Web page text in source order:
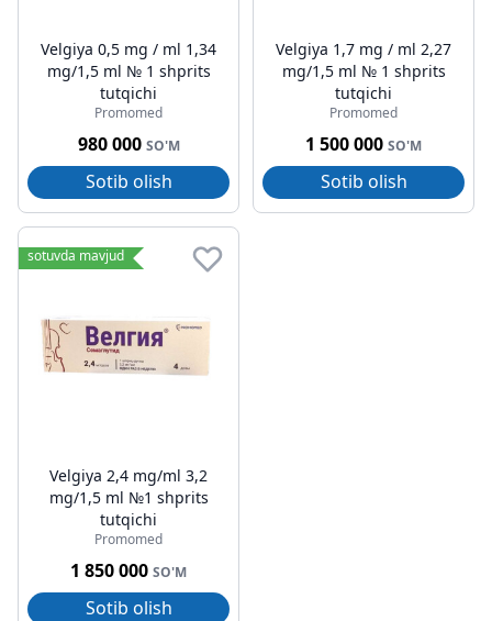
Velgiya 0,5 mg / ml 1,34
mg/1,5 ml № 1 shprits
tutqichi
Promomed
980 000 SO'M
Sotib olish
Velgiya 1,7 mg / ml 2,27
mg/1,5 ml № 1 shprits
tutqichi
Promomed
1 500 000 SO'M
Sotib olish
sotuvda mavjud
Velgiya 2,4 mg/ml 3,2
mg/1,5 ml №1 shprits
tutqichi
Promomed
1 850 000 SO'M
Sotib olish